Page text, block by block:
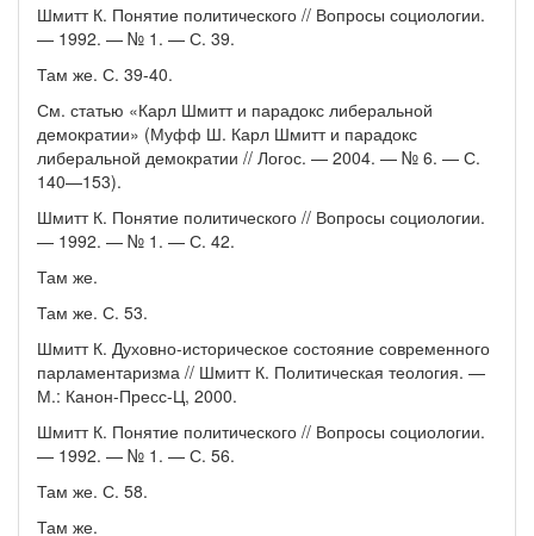
Шмитт К. Понятие политического // Вопросы социологии.
— 1992. — № 1. — С. 39.
Там же. С. 39-40.
См. статью «Карл Шмитт и парадокс либеральной
демократии» (Муфф Ш. Карл Шмитт и парадокс
либеральной демократии // Логос. — 2004. — № 6. — С.
140—153).
Шмитт К. Понятие политического // Вопросы социологии.
— 1992. — № 1. — С. 42.
Там же.
Там же. С. 53.
Шмитт К. Духовно-историческое состояние современного
парламентаризма // Шмитт К. Политическая теология. —
М.: Канон-Пресс-Ц, 2000.
Шмитт К. Понятие политического // Вопросы социологии.
— 1992. — № 1. — С. 56.
Там же. С. 58.
Там же.